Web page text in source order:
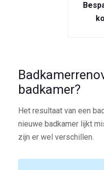
badkamer?
Het resultaat van een
nieuwe badkamer lijkt
zijn er wel verschillen.